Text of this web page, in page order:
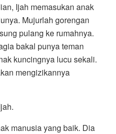
Ijah memasukan anak
Mujurlah gorengan
pulang ke rumahnya.
bakal punya teman
kuncingnya lucu sekali.
mengizikannya
manusia yang baik. Dia